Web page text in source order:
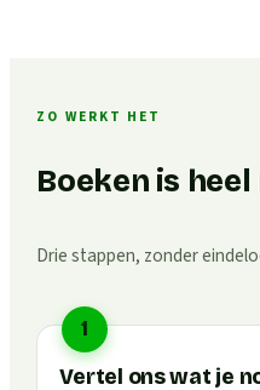
ZO WERKT HET
Boeken is
Drie stappen, zonder
1
Vertel ons wat je